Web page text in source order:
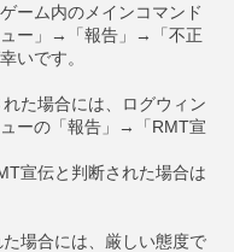
ーム内のメインコマンド
ュー」→「報告」→「不正
いです。
た場合には、ログウィン
ーの「報告」→「RMT宣
宣伝と判断された場合は
場合には、厳しい態度で